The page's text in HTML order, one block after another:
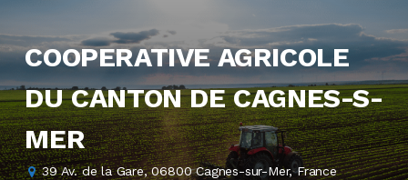
COOPERATIVE AGRICOLE
DU CANTON DE CAGNES-S-
MER
39 Av. de la Gare, 06800 Cagnes-sur-Mer, France